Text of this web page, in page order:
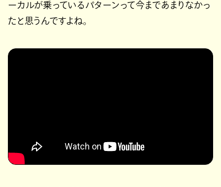
ーカルが乗っているパターンって今まであまりなかっ
たと思うんですよね。